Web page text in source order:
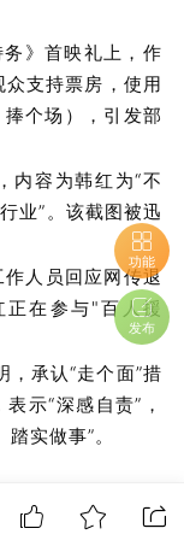
》首映礼上， 作
支持票房，使用
个场），引发部
内容为韩红为“不
业”。该截图被迅
人员回应网传退
正在参与"百人援
承认“走个面”措
示“深感自责”，
实做事”。
功能
发布